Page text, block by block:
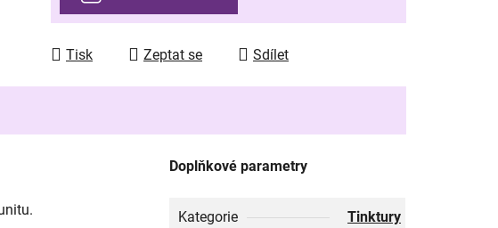
Tisk Zeptat se Sdílet
Doplňkové parametry
Kategorie Tinktury